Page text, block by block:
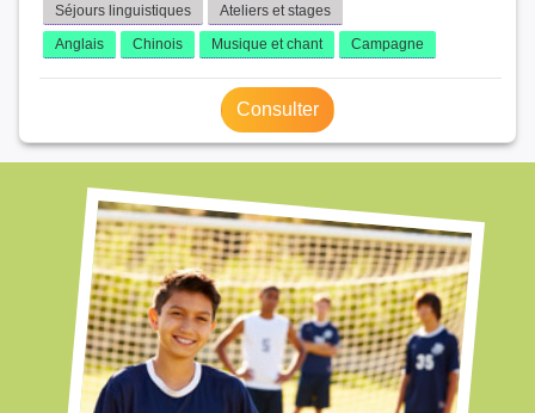
Séjours linguistiques
Ateliers et stages
Anglais
Chinois Musique et chant Campagne
Consulter